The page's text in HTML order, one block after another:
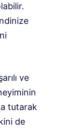
ve
tutarak
de